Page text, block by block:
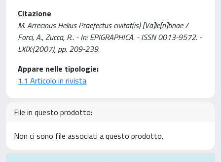
Citazione
M. Arrecinus Helius Praefectus civitat(is) [Va]le[n]tinae /
Forci, A., Zucca, R.. - In: EPIGRAPHICA. - ISSN 0013-9572. -
LXIX:(2007), pp. 209-239.
Appare nelle tipologie:
1.1 Articolo in rivista
File in questo prodotto:
Non ci sono file associati a questo prodotto.